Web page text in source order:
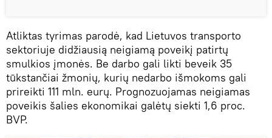
Atliktas tyrimas parodė, kad Lietuvos transporto
sektoriuje didžiausią neigiamą poveikį patirtų
smulkios įmonės. Be darbo gali likti beveik 35
tūkstančiai žmonių, kurių nedarbo išmokoms gali
prireikti 111 mln. eurų. Prognozuojamas neigiamas
poveikis šalies ekonomikai galėtų siekti 1,6 proc.
BVP.